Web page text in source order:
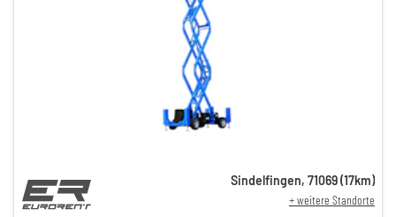
139,00 €
Sindelfingen, 71069(17km)
+ weitere Standorte